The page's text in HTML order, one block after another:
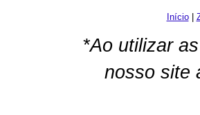
Início|
*Ao utilizar
nosso site